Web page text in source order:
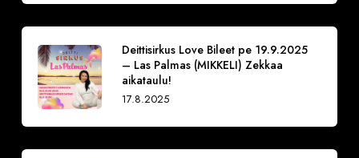
Deittisirkus Love Bileet pe 19.9.2025
– Las Palmas (MIKKELI) Zekkaa
aikataulu!
17.8.2025